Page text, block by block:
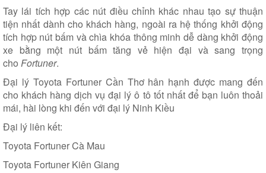
Tay lái tích hợp các nút điều chỉnh khác nhau tạo sự thuận
tiện nhất dành cho khách hàng, ngoài ra hệ thống khởi động
tích hợp nút bấm và chìa khóa thông minh dễ dàng khởi động
xe bằng một nút bấm tăng vẻ hiện đại và sang trọng
cho Fortuner.
Đại lý Toyota Fortuner Cần Thơhân hạnh được mang đến
cho khách hàng dịch vụ đại lý ô tô tốt nhất để bạn luôn thoải
mái, hài lòng khi đến với đại lý Ninh Kiều
Đại lý liên kết:
Toyota Fortuner Cà Mau
Toyota Fortuner Kiên Giang